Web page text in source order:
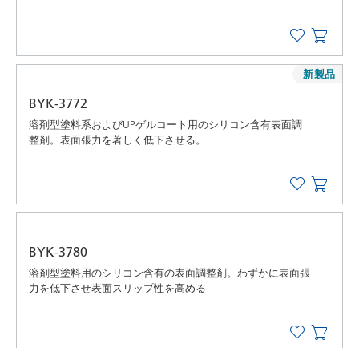
BYK-3772
溶剤型塗料系およびUPゲルコート用のシリコン含有表面調
整剤。表面張力を著しく低下させる。
新製品
BYK-3780
溶剤型塗料用のシリコン含有の表面調整剤。わずかに表面張
力を低下させ表面スリップ性を高める